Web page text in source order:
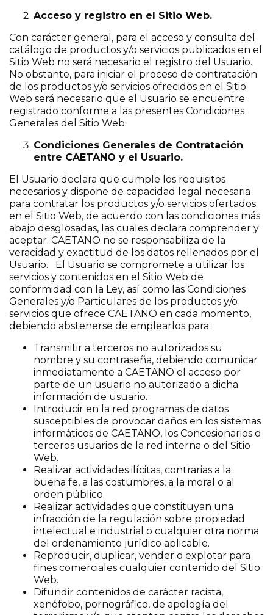
Acceso y registro en el Sitio Web.
Con carácter general, para el acceso y consulta del
catálogo de productos y/o servicios publicados en el
Sitio Web no será necesario el registro del Usuario.
No obstante, para iniciar el proceso de contratación
de los productos y/o servicios ofrecidos en el Sitio
Web será necesario que el Usuario se encuentre
registrado conforme a las presentes Condiciones
Generales del Sitio Web.
Condiciones Generales de Contratación
entre CAETANO y el Usuario.
El Usuario declara que cumple los requisitos
necesarios y dispone de capacidad legal necesaria
para contratar los productos y/o servicios ofertados
en el Sitio Web, de acuerdo con las condiciones más
abajo desglosadas, las cuales declara comprender y
aceptar. CAETANO no se responsabiliza de la
veracidad y exactitud de los datos rellenados por el
Usuario. El Usuario se compromete a utilizar los
servicios y contenidos en el Sitio Web de
conformidad con la Ley, así como las Condiciones
Generales y/o Particulares de los productos y/o
servicios que ofrece CAETANO en cada momento,
debiendo abstenerse de emplearlos para:
Transmitir a terceros no autorizados su
nombre y su contraseña, debiendo comunicar
inmediatamente a CAETANO el acceso por
parte de un usuario no autorizado a dicha
información de usuario.
Introducir en la red programas de datos
susceptibles de provocar daños en los sistemas
informáticos de CAETANO, los Concesionarios o
terceros usuarios de la red interna o del Sitio
Web.
Realizar actividades ilícitas, contrarias a la
buena fe, a las costumbres, a la moral o al
orden público.
Realizar actividades que constituyan una
infracción de la regulación sobre propiedad
intelectual e industrial o cualquier otra norma
del ordenamiento jurídico aplicable.
Reproducir, duplicar, vender o explotar para
fines comerciales cualquier contenido del Sitio
Web.
Difundir contenidos de carácter racista,
xenófobo, pornográfico, de apología del